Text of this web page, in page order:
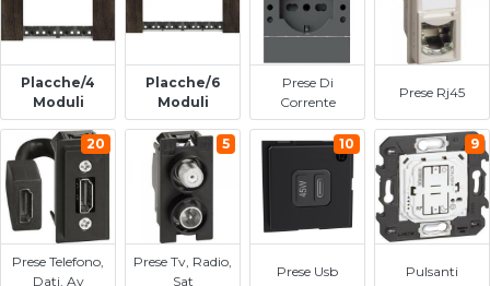
Placche/4
Moduli
Placche/6
Moduli
Prese Di
Corrente
Prese Rj45
Prese Telefono,
Dati, Av
20
Prese Tv, Radio,
Sat
5
Prese Usb
10
Pulsanti
9